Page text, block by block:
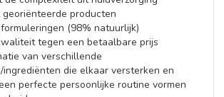
producten
(98% natuurlijk)
tegen een betaalbare prijs
van verschillende
die elkaar versterken en
perfecte persoonlijke routine vormen